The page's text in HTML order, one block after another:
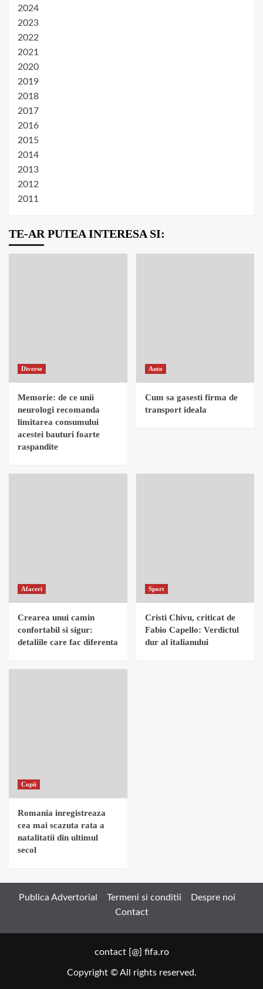
2024
2023
2022
2021
2020
2019
2018
2017
2016
2015
2014
2013
2012
2011
TE-AR PUTEA INTERESA SI:
Diverse
Memorie: de ce unii
neurologi recomanda
limitarea consumului
acestei bauturi foarte
raspandite
Auto
Cum sa gasesti firma de
transport ideala
Afaceri
Crearea unui camin
confortabil si sigur:
detaliile care fac diferenta
Sport
Cristi Chivu, criticat de
Fabio Capello: Verdictul
dur al italianului
Copii
Romania inregistreaza
cea mai scazuta rata a
natalitatii din ultimul
secol
Publica Advertorial Termeni si conditii
Despre noi
Contact
contact [@] fifa.ro
Copyright © All rights reserved.